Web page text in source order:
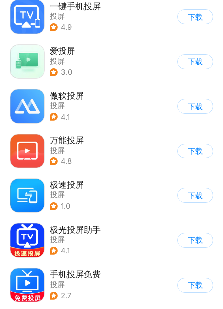
一键手机投屏
投屏
4.9
下载
爱投屏
投屏
3.0
下载
傲软投屏
投屏
4.1
下载
万能投屏
投屏
4.8
下载
极速投屏
投屏
1.0
下载
极光投屏助手
投屏
4.1
下载
手机投屏免费
投屏
2.7
下载